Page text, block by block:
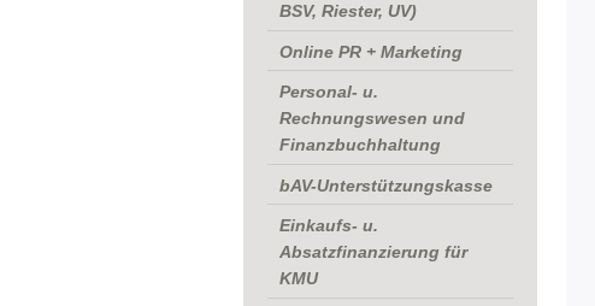
BSV, Riester, UV)
Online PR + Marketing
Personal- u.
Rechnungswesen und
Finanzbuchhaltung
bAV-Unterstützungskasse
Einkaufs- u.
Absatzfinanzierung für
KMU